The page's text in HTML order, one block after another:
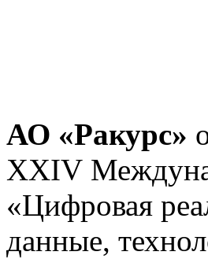
АО «Ракурс»
XXIV
«Цифровая
данные,